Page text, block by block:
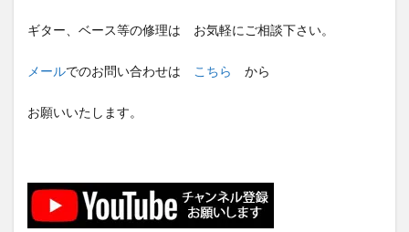
ギター、ベース等の修理は お気軽にご相談下さい。
メールでのお問い合わせは こちら から
お願いいたします。